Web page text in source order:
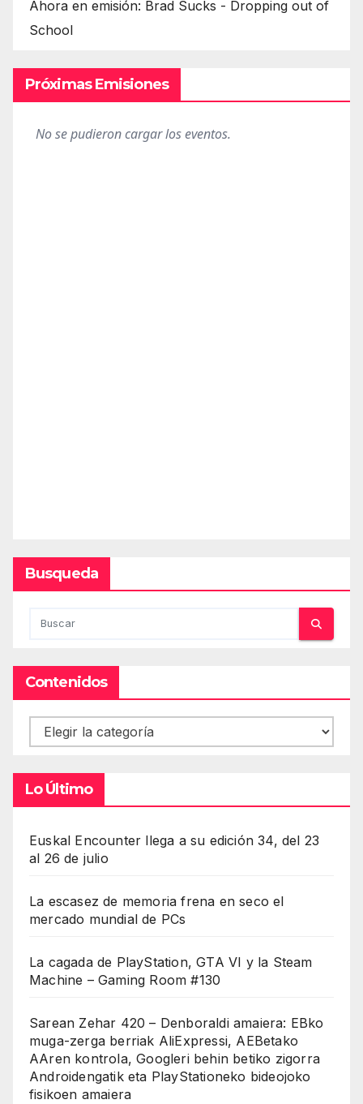
Ahora en emisión: Brad Sucks - Dropping out of
School
Próximas Emisiones
Busqueda
Contenidos
Contenidos
Lo Último
Euskal Encounter llega a su edición 34, del 23
al 26 de julio
La escasez de memoria frena en seco el
mercado mundial de PCs
La cagada de PlayStation, GTA VI y la Steam
Machine – Gaming Room #130
Sarean Zehar 420 – Denboraldi amaiera: EBko
muga-zerga berriak AliExpressi, AEBetako
AAren kontrola, Googleri behin betiko zigorra
Androidengatik eta PlayStationeko bideojoko
fisikoen amaiera